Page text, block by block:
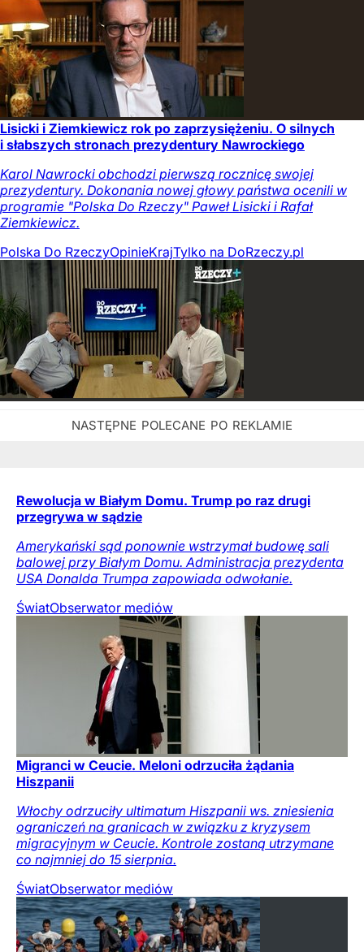
Lisicki i Ziemkiewicz rok po zaprzysiężeniu. O silnych
i słabszych stronach prezydentury Nawrockiego
Karol Nawrocki obchodzi pierwszą rocznicę swojej
prezydentury. Dokonania nowej głowy państwa ocenili w
programie "Polska Do Rzeczy" Paweł Lisicki i Rafał
Ziemkiewicz.
Polska Do RzeczyOpinieKrajTylko na DoRzeczy.pl
Rewolucja w Białym Domu. Trump po raz drugi
przegrywa w sądzie
Amerykański sąd ponownie wstrzymał budowę sali
balowej przy Białym Domu. Administracja prezydenta
USA Donalda Trumpa zapowiada odwołanie.
ŚwiatObserwator mediów
Migranci w Ceucie. Meloni odrzuciła żądania
Hiszpanii
Włochy odrzuciły ultimatum Hiszpanii ws. zniesienia
ograniczeń na granicach w związku z kryzysem
migracyjnym w Ceucie. Kontrole zostaną utrzymane
co najmniej do 15 sierpnia.
ŚwiatObserwator mediów